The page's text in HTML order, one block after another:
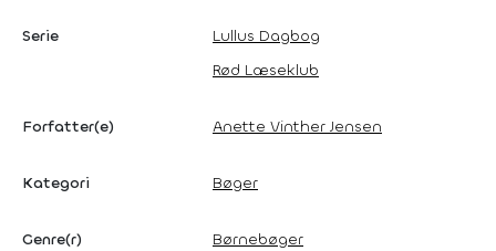
Serie
Lullus Dagbog
Rød Læseklub
Forfatter(e) Anette Vinther Jensen
Kategori Bøger
Genre(r) Børnebøger